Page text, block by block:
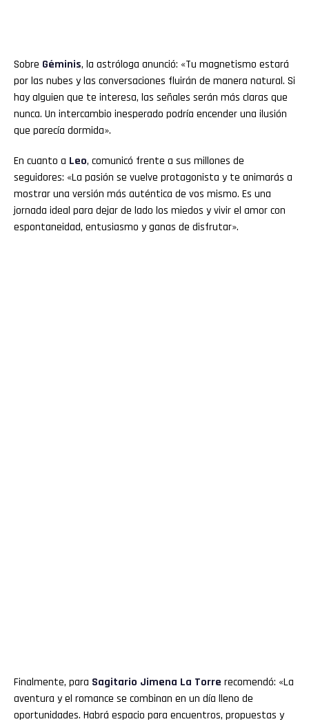
Sobre Géminis, la astróloga anunció: «Tu magnetismo estará
por las nubes y las conversaciones fluirán de manera natural. Si
hay alguien que te interesa, las señales serán más claras que
nunca. Un intercambio inesperado podría encender una ilusión
que parecía dormida».
En cuanto a Leo, comunicó frente a sus millones de
seguidores: «La pasión se vuelve protagonista y te animarás a
mostrar una versión más auténtica de vos mismo. Es una
jornada ideal para dejar de lado los miedos y vivir el amor con
espontaneidad, entusiasmo y ganas de disfrutar».
Finalmente, para Sagitario Jimena La Torre recomendó: «La
aventura y el romance se combinan en un día lleno de
oportunidades. Habrá espacio para encuentros, propuestas y